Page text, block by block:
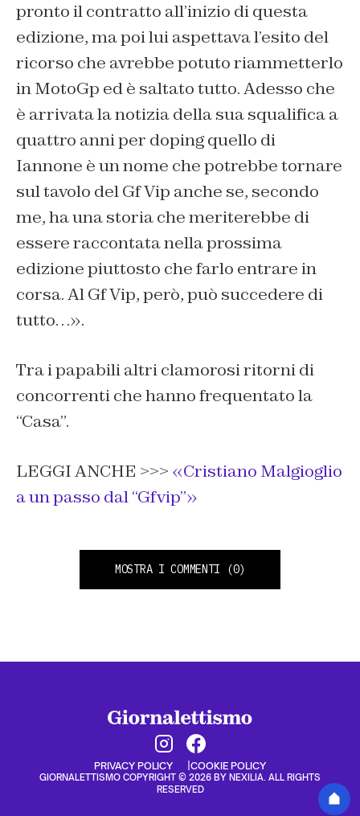
pronto il contratto all’inizio di questa
edizione, ma poi lui aspettava l’esito del
ricorso che avrebbe potuto riammetterlo
in MotoGp ed è saltato tutto. Adesso che
è arrivata la notizia della sua squalifica a
quattro anni per doping quello di
Iannone è un nome che potrebbe tornare
sul tavolo del Gf Vip anche se, secondo
me, ha una storia che meriterebbe di
essere raccontata nella prossima
edizione piuttosto che farlo entrare in
corsa. Al Gf Vip, però, può succedere di
tutto…».
Tra i papabili altri clamorosi ritorni di
concorrenti che hanno frequentato la
“Casa”.
LEGGI ANCHE >>> «Cristiano Malgioglio
a un passo dal “Gfvip”»
MOSTRA I COMMENTI (0)
PRIVACY POLICY COOKIE POLICY
GIORNALETTISMO COPYRIGHT © 2026 BY NEXILIA. ALL RIGHTS
RESERVED